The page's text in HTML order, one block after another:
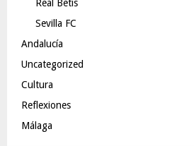
Real Betis
Sevilla FC
Andalucía
Uncategorized
Cultura
Reflexiones
Málaga